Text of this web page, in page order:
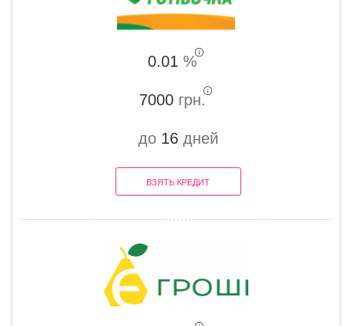
0.01 %
7000грн.
до 16дней
ВЗЯТЬ КРЕДИТ